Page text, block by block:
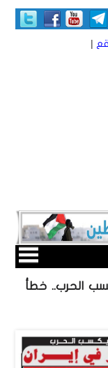
|
الحرب.. خطأ